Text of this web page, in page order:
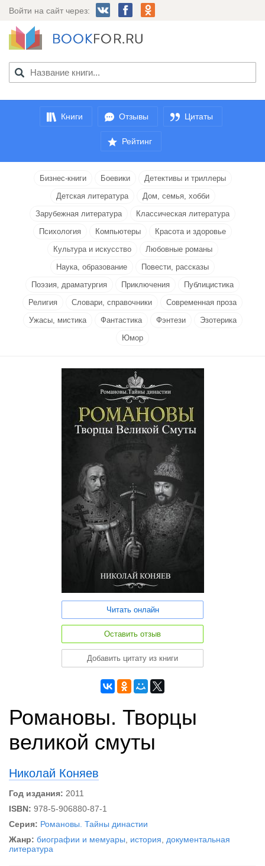
Войти на сайт через:
Книги Отзывы Цитаты
Рейтинг
Бизнес-книги Боевики
Детективы и триллеры
Детская литература
Дом, семья, хобби
Зарубежная литература
Классическая литература
Психология
Компьютеры
Красота и здоровье
Культура и искусство
Любовные романы
Наука, образование
Повести, рассказы
Поэзия, драматургия
Приключения
Публицистика
Религия
Словари, справочники
Современная проза
Ужасы, мистика
Фантастика Фэнтези
Эзотерика
Юмор
Читать онлайн
Оставить отзыв
Добавить цитату из книги
Романовы. Творцы
великой смуты
Николай Коняев
Год издания: 2011
ISBN: 978-5-906880-87-1
Серия: Романовы. Тайны династии
Жанр: биографии и мемуары история
документальная
литература